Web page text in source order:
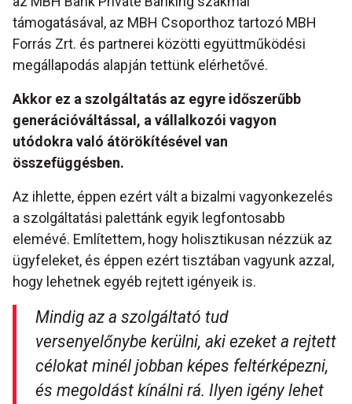
támogatásával, az MBH Csoporthoz tartozó MBH
Forrás Zrt. és partnerei közötti együttműködési
megállapodás alapján tettünk elérhetővé.
Akkor ez a szolgáltatás az egyre időszerűbb
generációváltással, a vállalkozói vagyon
utódokra való átörökítésével van
összefüggésben.
Az ihlette, éppen ezért vált a bizalmi vagyonkezelés
a szolgáltatási palettánk egyik legfontosabb
elemévé. Említettem, hogy holisztikusan nézzük az
ügyfeleket, és éppen ezért tisztában vagyunk azzal,
hogy lehetnek egyéb rejtett igényeik is.
Mindig az a szolgáltató tud
versenyelőnybe kerülni, aki ezeket a rejtett
célokat minél jobban képes feltérképezni,
és megoldást kínálni rá. Ilyen igény lehet